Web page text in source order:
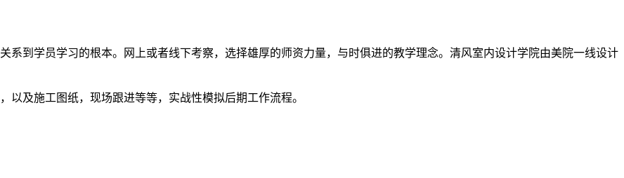
系到学员学习的根本。网上或者线下考察，选择雄厚的师资力量，与时俱进的教学理念。清风室内设计学院由美院一线设计
及施工图纸，现场跟进等等，实战性模拟后期工作流程。